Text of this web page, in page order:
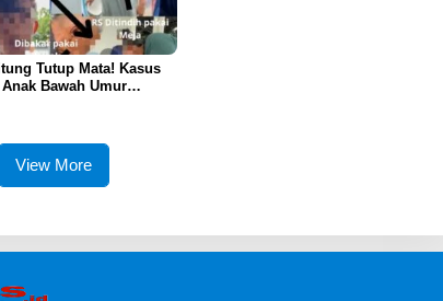
Tutup Mata! Kasus
Bawah Umur
View More